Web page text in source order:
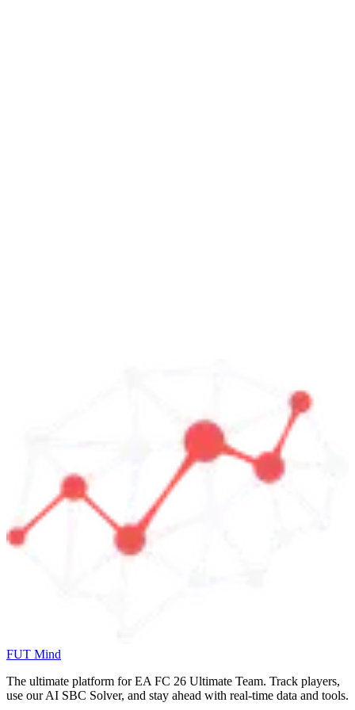
FUT Mind
The ultimate platform for EA FC 26 Ultimate Team. Track players,
use our AI SBC Solver, and stay ahead with real-time data and tools.